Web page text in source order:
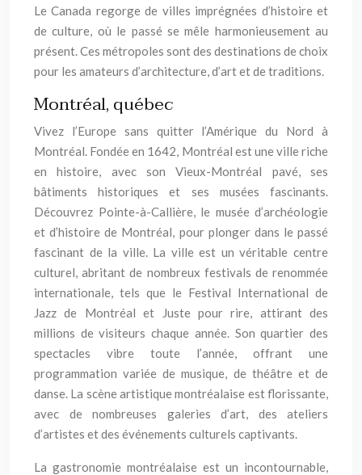
Le Canada regorge de villes imprégnées d’histoire et
de culture, où le passé se mêle harmonieusement au
présent. Ces métropoles sont des destinations de choix
pour les amateurs d’architecture, d’art et de traditions.
Montréal, québec
Vivez l’Europe sans quitter l’Amérique du Nord à
Montréal. Fondée en 1642, Montréal est une ville riche
en histoire, avec son Vieux-Montréal pavé, ses
bâtiments historiques et ses musées fascinants.
Découvrez Pointe-à-Callière, le musée d’archéologie
et d’histoire de Montréal, pour plonger dans le passé
fascinant de la ville. La ville est un véritable centre
culturel, abritant de nombreux festivals de renommée
internationale, tels que le Festival International de
Jazz de Montréal et Juste pour rire, attirant des
millions de visiteurs chaque année. Son quartier des
spectacles vibre toute l’année, offrant une
programmation variée de musique, de théâtre et de
danse. La scène artistique montréalaise est florissante,
avec de nombreuses galeries d’art, des ateliers
d’artistes et des événements culturels captivants.
La gastronomie montréalaise est un incontournable,